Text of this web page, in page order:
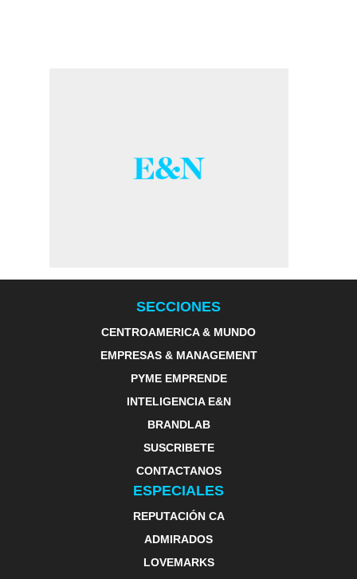
SECCIONES
CENTROAMERICA & MUNDO
EMPRESAS & MANAGEMENT
PYME EMPRENDE
INTELIGENCIA E&N
BRANDLAB
SUSCRIBETE
CONTACTANOS
ESPECIALES
REPUTACIÓN CA
ADMIRADOS
LOVEMARKS